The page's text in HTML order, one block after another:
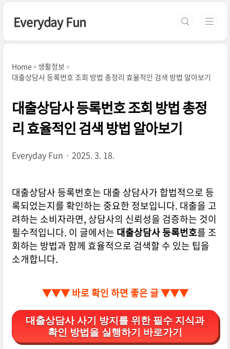
Everyday Fun
Home
생활정보
대출상담사 등록번호 조회 방법 총정리 효율적인 검색 방법 알아보기
대출상담사 등록번호 조회 방법 총정
리 효율적인 검색 방법 알아보기
Everyday Fun 2025. 3. 18.
대출상담사 등록번호는 대출 상담사가 합법적으로 등
록되었는지를 확인하는 중요한 정보입니다. 대출을 고
려하는 소비자라면, 상담사의 신뢰성을 검증하는 것이
필수적입니다. 이 글에서는 대출상담사 등록번호를 조
회하는 방법과 함께 효율적으로 검색할 수 있는 팁을
소개합니다.
▼▼▼ 바로 확인 하면 좋은 글 ▼▼▼
대출상담사 사기 방지를 위한 필수 지식과
확인 방법을 실행하기 바로가기